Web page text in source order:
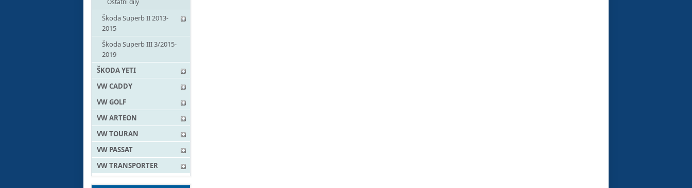
Ostatní díly
Škoda Superb II 2013-
2015
Škoda Superb III 3/2015-
2019
ŠKODA YETI
VW CADDY
VW GOLF
VW ARTEON
VW TOURAN
VW PASSAT
VW TRANSPORTER